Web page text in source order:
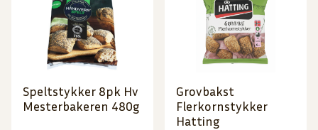
Speltstykker 8pk Hv
Mesterbakeren 480g
Grovbakst
Flerkornstykker
Hatting